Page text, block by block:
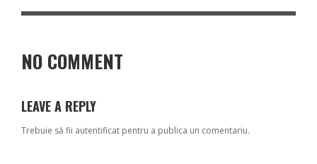
NO COMMENT
LEAVE A REPLY
Trebuie să fii autentificat pentru a publica un comentariu.